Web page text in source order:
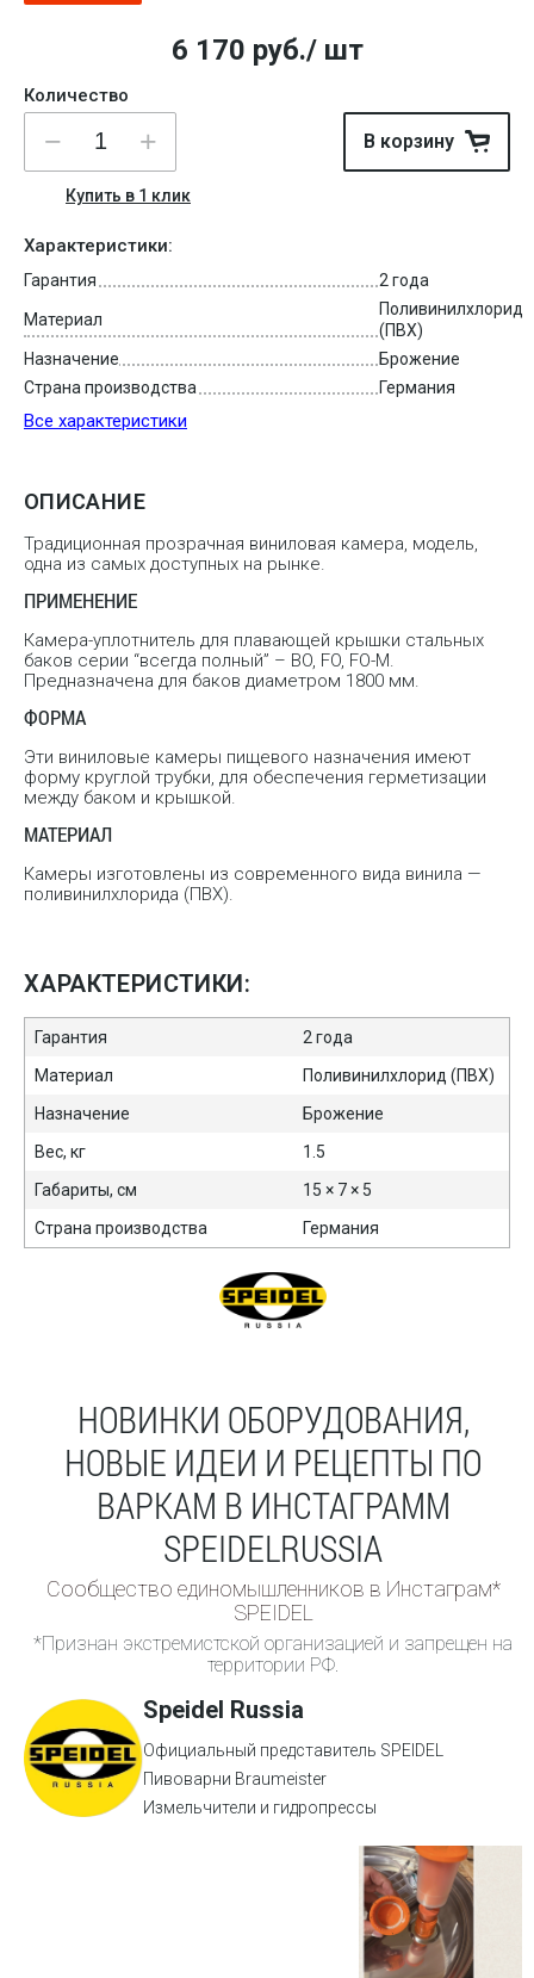
6 170 руб./ шт
Количество
В корзину
Купить в 1 клик
Характеристики:
Все характеристики
Гарантия 2 года
Материал
Поливинилхлорид
(ПВХ)
Назначение
Брожение
Страна производства
Германия
ОПИСАНИЕ
Традиционная прозрачная виниловая камера, модель,
одна из самых доступных на рынке.
ПРИМЕНЕНИЕ
Камера-уплотнитель для плавающей крышки стальных
баков серии “всегда полный” – BO, FO, FO-M.
Предназначена для баков диаметром 1800 мм.
ФОРМА
Эти виниловые камеры пищевого назначения имеют
форму круглой трубки, для обеспечения герметизации
между баком и крышкой.
МАТЕРИАЛ
Камеры изготовлены из современного вида винила —
поливинилхлорида (ПВХ).
ХАРАКТЕРИСТИКИ:
Гарантия
2 года
Материал
Поливинилхлорид (ПВХ)
Назначение
Брожение
Вес, кг
1.5
Габариты, см
15 × 7 × 5
Страна производства
Германия
НОВИНКИ ОБОРУДОВАНИЯ,
НОВЫЕ ИДЕИ И РЕЦЕПТЫ ПО
ВАРКАМ В ИНСТАГРАММ
SPEIDELRUSSIA
Сообщество единомышленников в Инстаграм*
SPEIDEL
*Признан экстремистской организацией и запрещен на
территории РФ.
Speidel Russia
Официальный представитель SPEIDEL
Пивоварни Braumeister
Измельчители и гидропрессы